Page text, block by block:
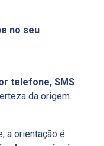
no seu
telefone, SMS
da origem.
a orientação é